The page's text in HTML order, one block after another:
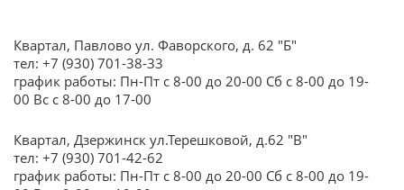
Квартал, Павлово ул. Фаворского, д. 62 "Б"
тел: +7 (930) 701-38-33
график работы: Пн-Пт с 8-00 до 20-00 Сб с 8-00 до 19-
00 Вс с 8-00 до 17-00
Квартал, Дзержинск ул.Терешковой, д.62 "В"
тел: +7 (930) 701-42-62
график работы: Пн-Пт с 8-00 до 20-00 Сб с 8-00 до 19-